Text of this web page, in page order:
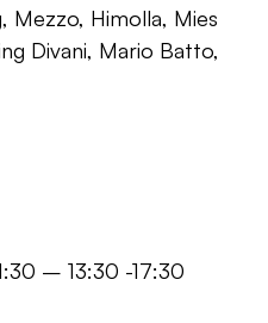
Mezzo, Himolla, Mies
Divani, Mario Batto,
GmbH
– 13:30 -17:30
82